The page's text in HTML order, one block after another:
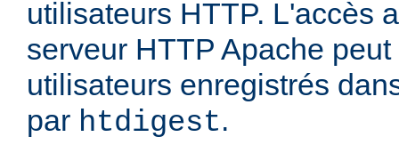
utilisateurs HTTP. L'accès
serveur HTTP Apache
utilisateurs enregistrés
par htdigest.